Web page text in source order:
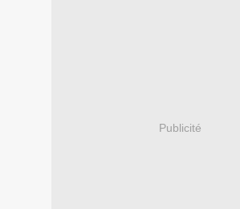
Publicité